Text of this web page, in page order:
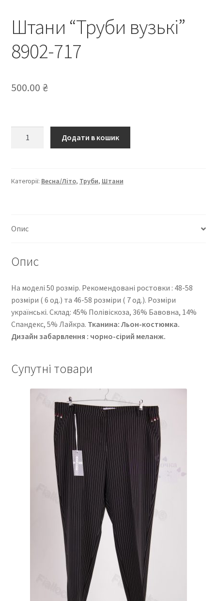
Штани “Труби вузькі”
8902-717
500.00 ₴
717
Додати в кошик
Категорії: Весна/Літо, Труби, Штани
Опис
Опис
На моделі 50 розмір. Рекомендовані ростовки : 48-58
розміри ( 6 од.) та 46-58 розміри ( 7 од.). Розміри
українські. Cклад: 45% Полівіскоза, 36% Бавовна, 14%
Спандекс, 5% Лайкра. Тканина: Льон-костюмка.
Дизайн забарвлення : чорно-сірий меланж.
Супутні товари